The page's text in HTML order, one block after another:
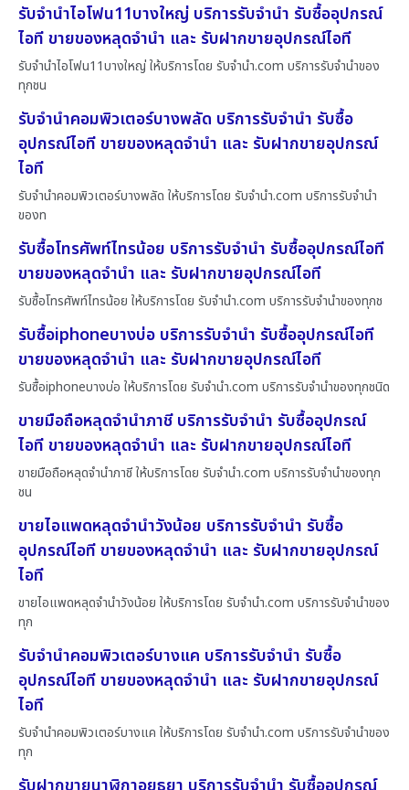
รับจำนำไอโฟน11บางใหญ่ บริการรับจำนำ รับซื้ออุปกรณ์
ไอที ขายของหลุดจำนำ และ รับฝากขายอุปกรณ์ไอที
รับจำนำไอโฟน11บางใหญ่ ให้บริการโดย รับจํานํา.com บริการรับจำนำของ
ทุกชน
รับจำนำคอมพิวเตอร์บางพลัด บริการรับจำนำ รับซื้อ
อุปกรณ์ไอที ขายของหลุดจำนำ และ รับฝากขายอุปกรณ์
ไอที
รับจำนำคอมพิวเตอร์บางพลัด ให้บริการโดย รับจํานํา.com บริการรับจำนำ
ของท
รับซื้อโทรศัพท์ไทรน้อย บริการรับจำนำ รับซื้ออุปกรณ์ไอที
ขายของหลุดจำนำ และ รับฝากขายอุปกรณ์ไอที
รับซื้อโทรศัพท์ไทรน้อย ให้บริการโดย รับจํานํา.com บริการรับจำนำของทุกช
รับซื้อiphoneบางบ่อ บริการรับจำนำ รับซื้ออุปกรณ์ไอที
ขายของหลุดจำนำ และ รับฝากขายอุปกรณ์ไอที
รับซื้อiphoneบางบ่อ ให้บริการโดย รับจํานํา.com บริการรับจำนำของทุกชนิด
ขายมือถือหลุดจำนำภาชี บริการรับจำนำ รับซื้ออุปกรณ์
ไอที ขายของหลุดจำนำ และ รับฝากขายอุปกรณ์ไอที
ขายมือถือหลุดจำนำภาชี ให้บริการโดย รับจํานํา.com บริการรับจำนำของทุก
ชน
ขายไอแพดหลุดจำนำวังน้อย บริการรับจำนำ รับซื้อ
อุปกรณ์ไอที ขายของหลุดจำนำ และ รับฝากขายอุปกรณ์
ไอที
ขายไอแพดหลุดจำนำวังน้อย ให้บริการโดย รับจํานํา.com บริการรับจำนำของ
ทุก
รับจำนำคอมพิวเตอร์บางแค บริการรับจำนำ รับซื้อ
อุปกรณ์ไอที ขายของหลุดจำนำ และ รับฝากขายอุปกรณ์
ไอที
รับจำนำคอมพิวเตอร์บางแค ให้บริการโดย รับจํานํา.com บริการรับจำนำของ
ทุก